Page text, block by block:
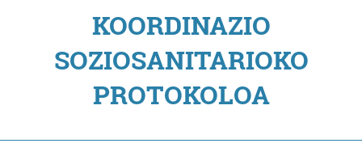
KOORDINAZIO
SOZIOSANITARIOKO
PROTOKOLOA